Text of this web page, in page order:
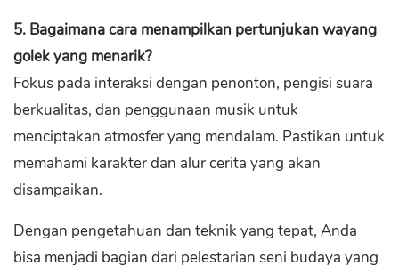
5. Bagaimana cara menampilkan pertunjukan wayang
golek yang menarik?
Fokus pada interaksi dengan penonton, pengisi suara
berkualitas, dan penggunaan musik untuk
menciptakan atmosfer yang mendalam. Pastikan untuk
memahami karakter dan alur cerita yang akan
disampaikan.
Dengan pengetahuan dan teknik yang tepat, Anda
bisa menjadi bagian dari pelestarian seni budaya yang